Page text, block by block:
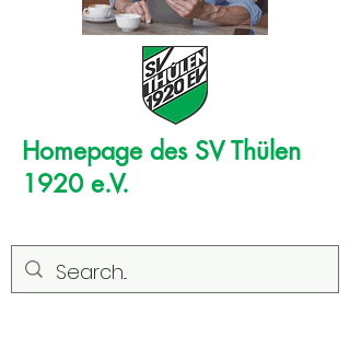
Homepage des SV Thülen
1920 e.V.